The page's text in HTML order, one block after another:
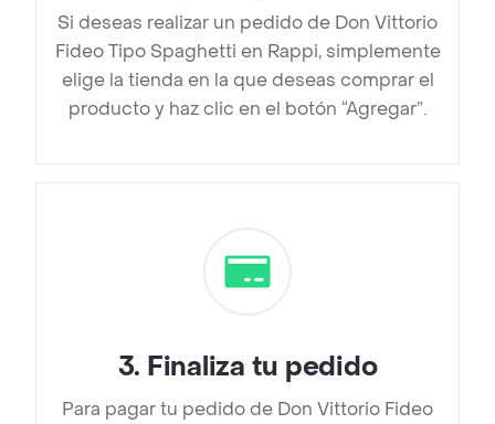
Si deseas realizar un pedido de Don Vittorio
Fideo Tipo Spaghetti en Rappi, simplemente
elige la tienda en la que deseas comprar el
producto y haz clic en el botón “Agregar”.
3. Finaliza tu pedido
Para pagar tu pedido de Don Vittorio Fideo